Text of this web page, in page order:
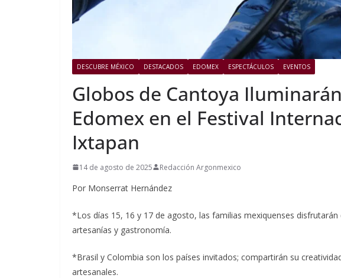
DESCUBRE MÉXICO DESTACADOS EDOMEX ESPECTÁCULOS EVENTOS
Globos de Cantoya
Edomex en el Festival
Ixtapan
14 de agosto de 2025 Redacción Argonmexico
Por Monserrat Hernández
*Los días 15, 16 y 17 de agosto, las familias mexiquenses
artesanías y gastronomía.
*Brasil y Colombia son los países invitados; compartirán su
artesanales.